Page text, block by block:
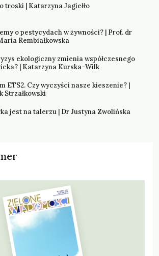
troski | Katarzyna Jagiełło
o pestycydach w żywności? | Prof. dr
Rembiałkowska
ekologiczny zmienia współczesnego
| Katarzyna Kurska-Wilk
ETS2. Czy wyczyści nasze kieszenie? |
Strzałkowski
jest na talerzu | Dr Justyna Zwolińska